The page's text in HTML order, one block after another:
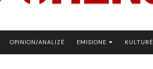
OPINION/ANALIZË EMISIONE KULTURË